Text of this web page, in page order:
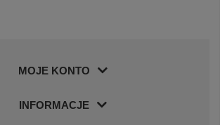
MOJE KONTO
INFORMACJE